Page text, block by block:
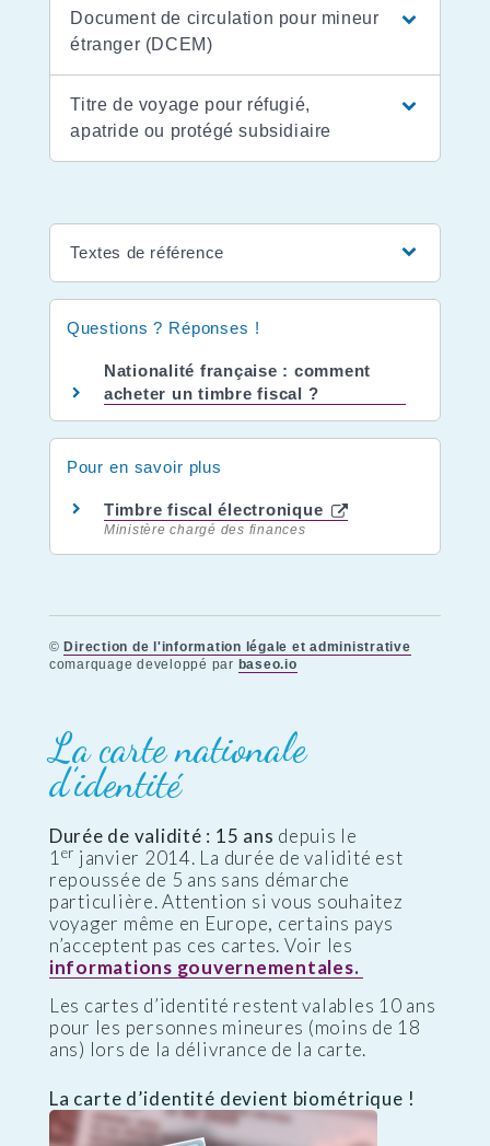
Document de circulation pour mineur
étranger (DCEM)
Titre de voyage pour réfugié,
apatride ou protégé subsidiaire
Textes de référence
Questions ? Réponses !
Nationalité française : comment
acheter un timbre fiscal ?
Pour en savoir plus
Timbre fiscal électronique
Ministère chargé des finances
© Direction de l'information légale et administrative
comarquage developpé par baseo.io
La carte nationale
d’identité
Durée de validité : 15 ans depuis le
1 er janvier 2014. La durée de validité est
repoussée de 5 ans sans démarche
particulière. Attention si vous souhaitez
voyager même en Europe, certains pays
n’acceptent pas ces cartes. Voir les
informations gouvernementales.
Les cartes d’identité restent valables 10 ans
pour les personnes mineures (moins de 18
ans) lors de la délivrance de la carte.
La carte d’identité devient biométrique !